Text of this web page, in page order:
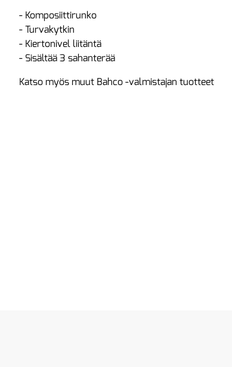
- Komposiittirunko
- Turvakytkin
- Kiertonivel liitäntä
- Sisältää 3 sahanterää
Katso myös muut Bahco -valmistajan tuotteet